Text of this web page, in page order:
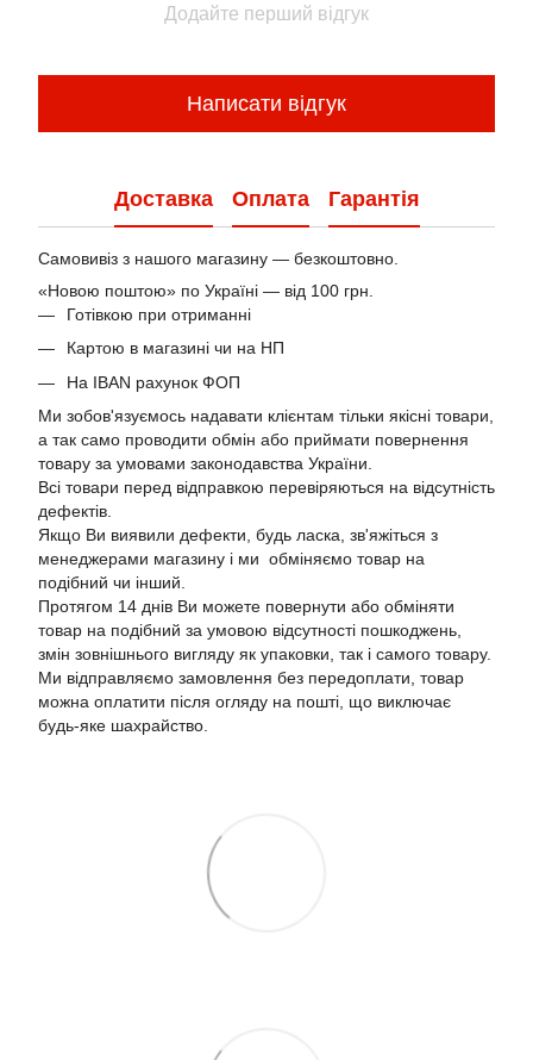
Додайте перший відгук
Написати відгук
Доставка Оплата Гарантія
Самовивіз з нашого магазину — безкоштовно.
«Новою поштою» по Україні — від 100 грн.
Готівкою при отриманні
Картою в магазині чи на НП
На IBAN рахунок ФОП
Ми зобов'язуємось надавати клієнтам тільки якісні товари,
а так само проводити обмін або приймати повернення
товару за умовами законодавства України.
Всі товари перед відправкою перевіряються на відсутність
дефектів.
Якщо Ви виявили дефекти, будь ласка, зв'яжіться з
менеджерами магазину і ми обміняємо товар на
подібний чи інший.
Протягом 14 днів Ви можете повернути або обміняти
товар на подібний за умовою відсутності пошкоджень,
змін зовнішнього вигляду як упаковки, так і самого товару.
Ми відправляємо замовлення без передоплати, товар
можна оплатити після огляду на пошті, що виключає
будь-яке шахрайство.